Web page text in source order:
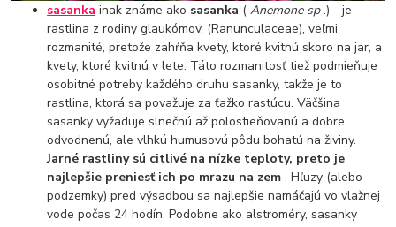
sasanka inak známe ako sasanka ( Anemone sp.) - je
rastlina z rodiny glaukómov. (Ranunculaceae), veľmi
rozmanité, pretože zahŕňa kvety, ktoré kvitnú skoro na jar, a
kvety, ktoré kvitnú v lete. Táto rozmanitosť tiež podmieňuje
osobitné potreby každého druhu sasanky, takže je to
rastlina, ktorá sa považuje za ťažko rastúcu. Väčšina
sasanky vyžaduje slnečnú až polostieňovanú a dobre
odvodnenú, ale vlhkú humusovú pôdu bohatú na živiny.
Jarné rastliny sú citlivé na nízke teploty, preto je
najlepšie preniesť ich po mrazu na zem. Hľuzy (alebo
podzemky) pred výsadbou sa najlepšie namáčajú vo vlažnej
vode počas 24 hodín. Podobne ako alstroméry, sasanky